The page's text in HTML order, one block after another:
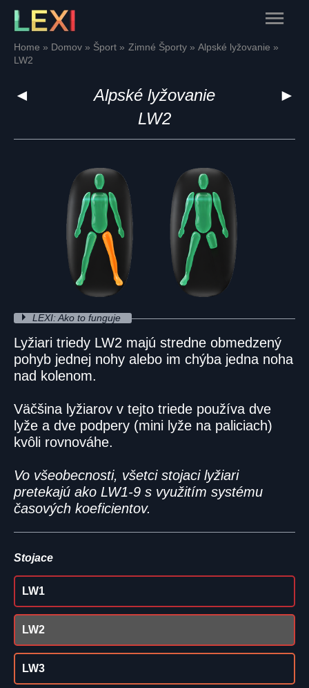
Skip
content
Main
Menu
Home Domov Šport Zimné Športy
Alpské lyžovanie
LW2
◄ ►
Alpské lyžovanie
LW2
LEXI: Ako to funguje
Lyžiari triedy LW2 majú stredne obmedzený
pohyb jednej nohy alebo im chýba jedna noha
nad kolenom.
Väčšina lyžiarov v tejto triede používa dve
lyže a dve podpery (mini lyže na paliciach)
kvôli rovnováhe.
Vo všeobecnosti, všetci stojaci lyžiari
pretekajú ako LW1-9 s využitím systému
časových koeficientov.
Stojace
LW1
LW2
LW3